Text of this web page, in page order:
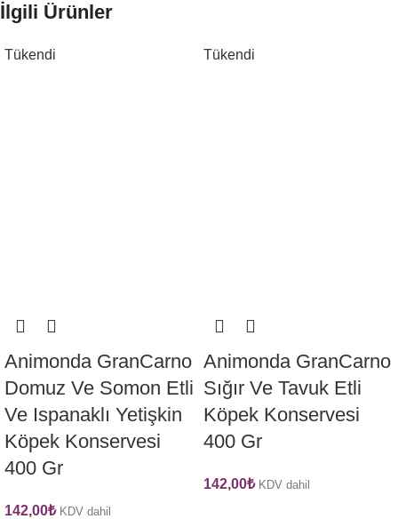
İlgili Ürünler
Tükendi
Animonda GranCarno
Domuz Ve Somon Etli
Ve Ispanaklı Yetişkin
Köpek Konservesi
400 Gr
142,00₺ KDV dahil
Tükendi
Animonda GranCarno
Sığır Ve Tavuk Etli
Köpek Konservesi
400 Gr
142,00₺ KDV dahil